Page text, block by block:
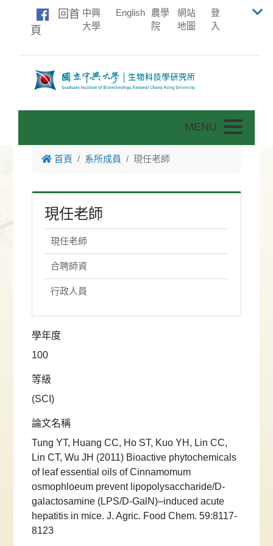
回首
頁
中興
大學
English
農學
院
網站
地圖
登
入
Toggle
首頁 系所成員 現任老師
現任老師
現任老師
合聘師資
行政人員
學年度
100
等級
(SCI)
論文名稱
Tung YT, Huang CC, Ho ST, Kuo YH, Lin CC,
Lin CT, Wu JH (2011) Bioactive phytochemicals
of leaf essential oils of Cinnamomum
osmophloeum prevent lipopolysaccharide/D-
galactosamine (LPS/D-GalN)–induced acute
hepatitis in mice. J. Agric. Food Chem. 59:8117-
8123